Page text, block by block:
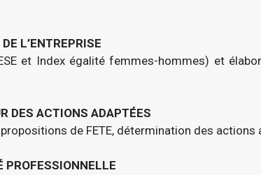
L’ENTREPRISE
et Index égalité femmes-hommes) et
DES ACTIONS ADAPTÉES
de FETE, détermination des actions
PROFESSIONNELLE